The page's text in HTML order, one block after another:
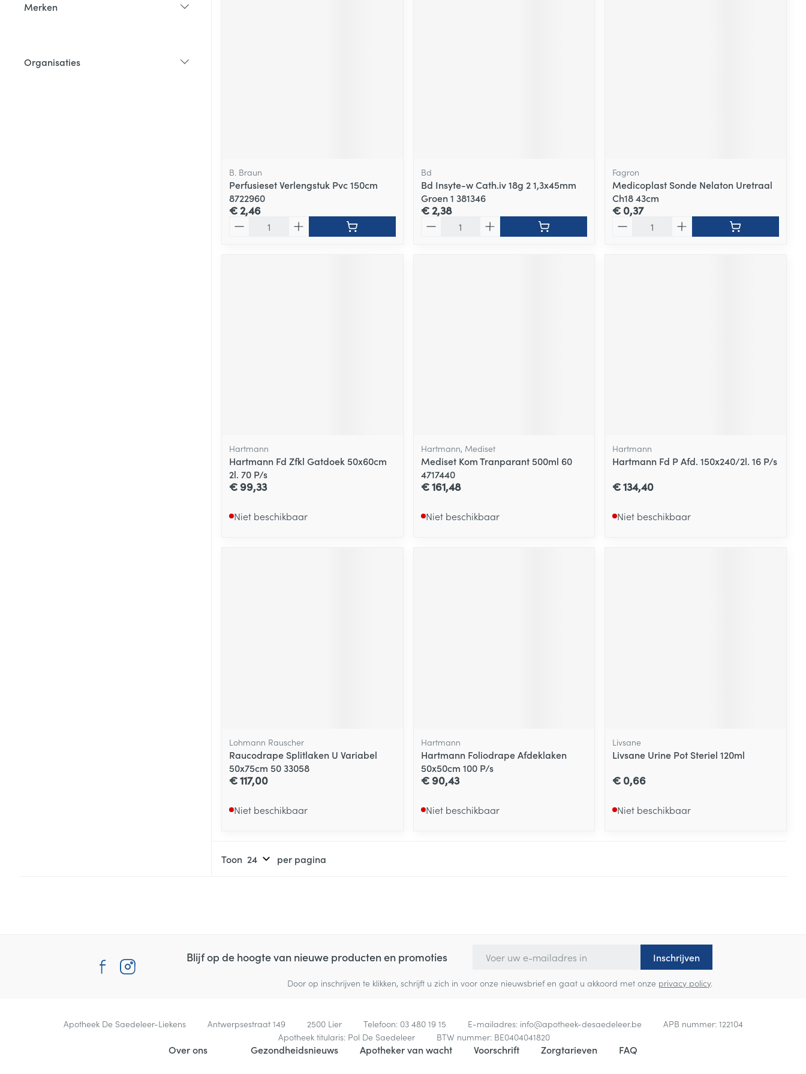
Merken
Organisaties
B. Braun
Perfusieset Verlengstuk Pvc 150cm
8722960
€ 2,46
Bd
Bd Insyte-w Cath.iv 18g 2 1,3x45mm
Groen 1 381346
€ 2,38
Fagron
Medicoplast Sonde Nelaton Uretraal
Ch18 43cm
€ 0,37
Hartmann
Hartmann Fd Zfkl Gatdoek 50x60cm
2l. 70 P/s
€ 99,33
Niet beschikbaar
Hartmann, Mediset
Mediset Kom Tranparant 500ml 60
4717440
€ 161,48
Niet beschikbaar
Hartmann
Hartmann Fd P Afd. 150x240/2l. 16 P/s
€ 134,40
Niet beschikbaar
Lohmann Rauscher
Raucodrape Splitlaken U Variabel
50x75cm 50 33058
€ 117,00
Niet beschikbaar
Hartmann
Hartmann Foliodrape Afdeklaken
50x50cm 100 P/s
€ 90,43
Niet beschikbaar
Livsane
Livsane Urine Pot Steriel 120ml
€ 0,66
Niet beschikbaar
Toon per pagina
Blijf op de hoogte van nieuwe producten en promoties Inschrijven
Door op inschrijven te klikken, schrijft u zich in voor onze nieuwsbrief en gaat u akkoord met onze privacy policy.
Contacteer ons
Apotheek De Saedeleer-Liekens Antwerpsestraat 149 2500 Lier Telefoon: 03 480 19 15 E-mailadres: info@apotheek-desaedeleer.be APB nummer: 122104
Apotheek titularis: Pol De Saedeleer BTW nummer: BE0404041820
Over ons Gezondheidsnieuws Apotheker van wacht Voorschrift Zorgtarieven FAQ